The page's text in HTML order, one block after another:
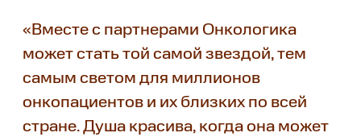
«Вместе с партнерами Онкологика
может стать той самой звездой, тем
самым светом для миллионов
онкопациентов и их близких по всей
стране. Душа красива, когда она может